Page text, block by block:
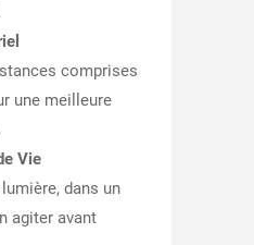
comprises
une meilleure
Vie
dans un
agiter avant